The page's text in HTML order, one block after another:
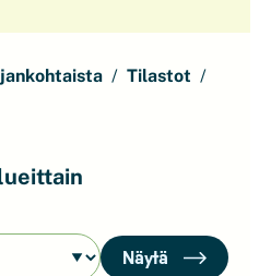
Tilastot
Näytä